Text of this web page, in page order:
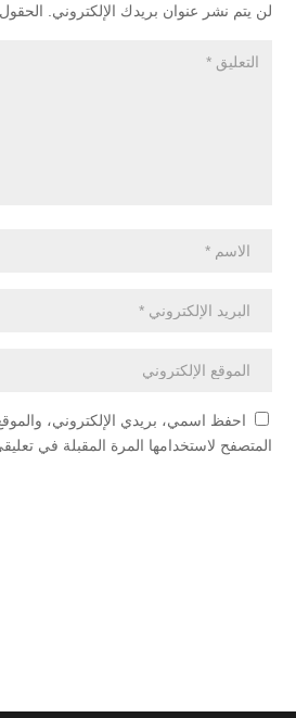
لن يتم نشر عنوان بريدك الإلكتروني. الحقول
احفظ اسمي، بريدي الإلكتروني،
المتصفح لاستخدامها المرة المقبلة في